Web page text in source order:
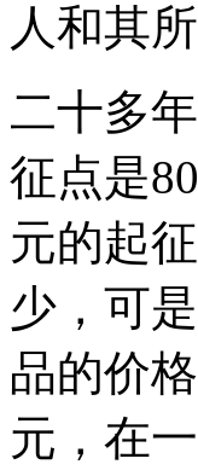
人和其
二十多
征点是
元的起
少，可
品的价
元，在